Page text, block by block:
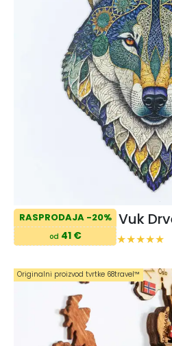
RASPRODAJA -20%
od 41 €
Vuk
Originalni proizvod tvrtke 68travel™️